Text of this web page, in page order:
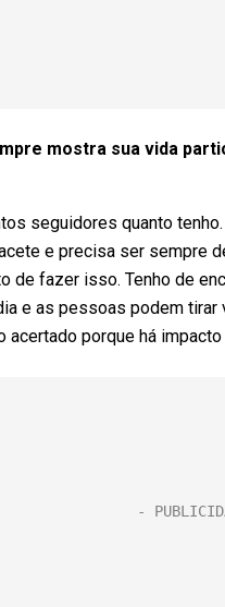
mostra sua vida
seguidores quanto
e precisa ser sempre
de fazer isso. Tenho de
e as pessoas podem
acertado porque há